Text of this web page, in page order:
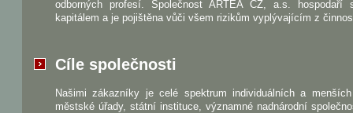
odborných profesí. Společnost ARTEA CZ, a.s. hospodaří
kapitálem a je pojištěna vůči všem rizikům vyplývajícím z
Cíle společnosti
Našimi zákazníky je celé spektrum individuálních a
městské úřady, státní instituce, významné nadnárodní